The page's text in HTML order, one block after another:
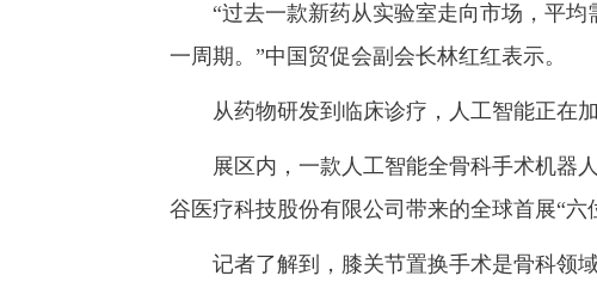
“过去一款新药从实验室走向市场，平均
一周期。”中国贸促会副会长林红红表示。
从药物研发到临床诊疗，人工智能正在加
展区内，一款人工智能全骨科手术机器人
谷医疗科技股份有限公司带来的全球首展“六
记者了解到，膝关节置换手术是骨科领域